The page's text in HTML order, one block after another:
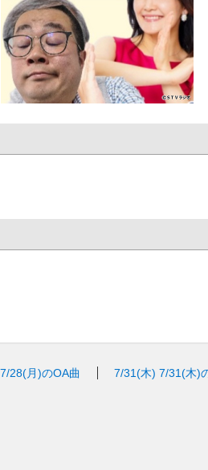
7/28(月)のOA曲 7/31(木) 7/31(木)